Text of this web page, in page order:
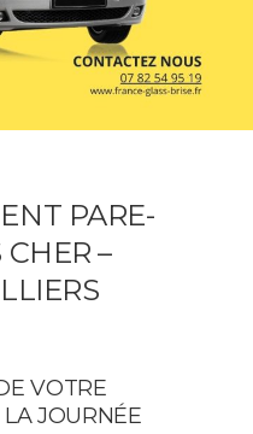
PARE-
CHER –
VOTRE
JOURNÉE